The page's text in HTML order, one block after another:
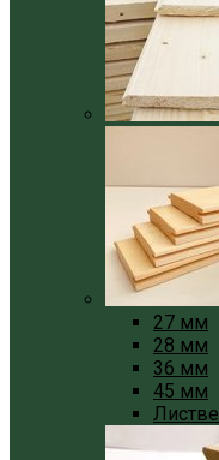
27 мм
28 мм
36 мм
45 мм